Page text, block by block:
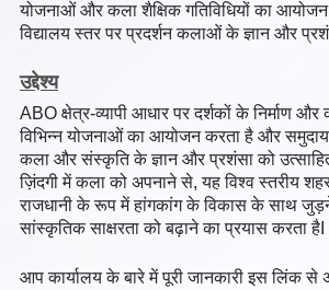
योजनाओं और कला शैक्षिक गतिविधियों का
विद्यालय स्तर पर प्रदर्शन कलाओं के ज्ञान और
उद्देश्य
ABO क्षेत्र-व्यापी आधार पर दर्शकों के निर्माण और
विभिन्न योजनाओं का आयोजन करता है और समुदाय
कला और संस्कृति के ज्ञान और प्रशंसा को उत्साहित
ज़िंदगी में कला को अपनाने से, यह विश्व स्तरीय
राजधानी के रूप में हांगकांग के विकास के साथ
सांस्कृतिक साक्षरता को बढ़ाने का प्रयास करता हैI
आप कार्यालय के बारे में पूरी जानकारी इस लिंक से